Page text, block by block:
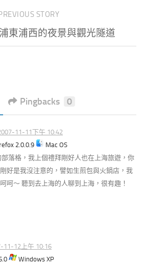
STORY
東浦西的夜景與觀光隧道
Pingbacks 0
11-11下午 10:42
2.0.0.9
Mac OS
落格，我上個禮拜剛好人也在上海旅遊，你
好是我沒注意的，譬如生煎包與火鍋店，我
呵～ 聽到去上海的人聊到上海，很有趣！
11-12上午 10:16
Windows XP